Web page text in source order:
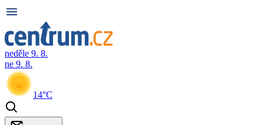
neděle 9. 8.
ne 9. 8.
14°C